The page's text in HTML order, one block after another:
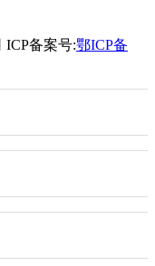
ICP备案号:鄂ICP备